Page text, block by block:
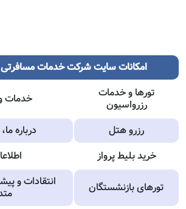
امکانات سایت شرکت خدمات
تورها و خدمات
رزرواسیون
خدمات
رزرو هتل
درباره
خرید بلیط پرواز
تورهای بازنشستگان
انتقادات و